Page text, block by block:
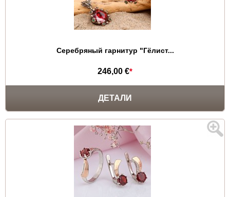
Серебряный гарнитур "Гёлист...
246,00 €*
ДЕТАЛИ